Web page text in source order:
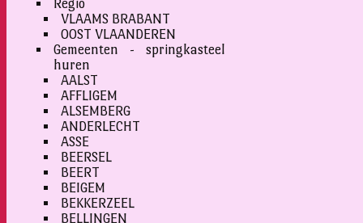
Regio
VLAAMS BRABANT
OOST VLAANDEREN
Gemeenten - springkasteel
huren
AALST
AFFLIGEM
ALSEMBERG
ANDERLECHT
ASSE
BEERSEL
BEERT
BEIGEM
BEKKERZEEL
BELLINGEN